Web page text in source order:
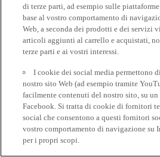
di terze parti, ad esempio sulle
base al vostro comportamento di
Web, a seconda dei prodotti e dei servizi
articoli aggiunti al carrello e acquistati,
terze parti e ai vostri interessi.
I cookie dei social media permettono
nostro sito Web (ad esempio tramite
facilmente contenuti del nostro sito, su un
Facebook. Si tratta di cookie di fornitori
social che consentono a questi fornitori
vostro comportamento di navigazione su
per i propri scopi.